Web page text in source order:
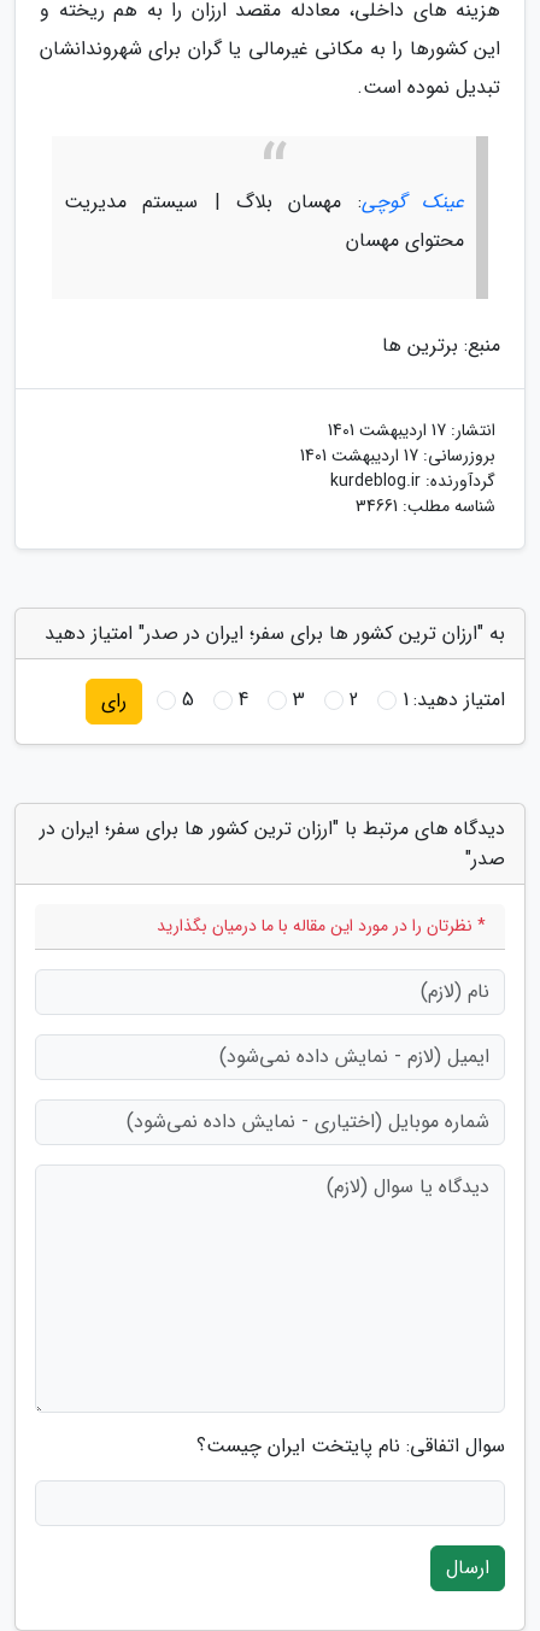
هزینه های داخلی، معادله مقصد ارزان را به هم ریخته و
این کشورها را به مکانی غیرمالی یا گران برای شهروندانشان
تبدیل نموده است.
عینک گوچی: مهسان بلاگ | سیستم مدیریت
محتوای مهسان
منبع: برترین ها
انتشار: 17 اردیبهشت 1401
بروزرسانی: 17 اردیبهشت 1401
گردآورنده: kurdeblog.ir
شناسه مطلب: 34661
به "ارزان ترین کشور ها برای سفر؛ ایران در صدر" امتیاز دهید
امتیاز دهید:1
2
3
4
5 رای
دیدگاه های مرتبط با "ارزان ترین کشور ها برای سفر؛ ایران در
صدر"
* نظرتان را در مورد این مقاله با ما درمیان بگذارید
سوال اتفاقی: نام پایتخت ایران چیست؟
ارسال